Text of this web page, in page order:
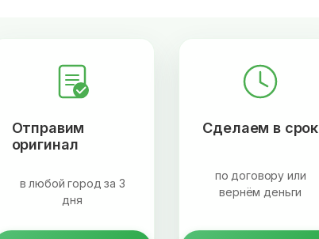
Отправим
оригинал
в любой город за 3
дня
Сделаем в срок
по договору или
вернём деньги